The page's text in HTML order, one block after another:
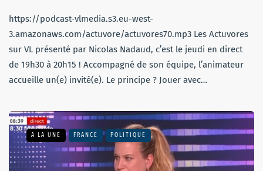
https://podcast-vlmedia.s3.eu-west-
3.amazonaws.com/actuvore/actuvores70.mp3 Les Actuvores
sur VL présenté par Nicolas Nadaud, c’est le jeudi en direct
de 19h30 à 20h15 ! Accompagné de son équipe, l’animateur
accueille un(e) invité(e). Le principe ? Jouer avec…
A LA UNE FRANCE POLITIQUE